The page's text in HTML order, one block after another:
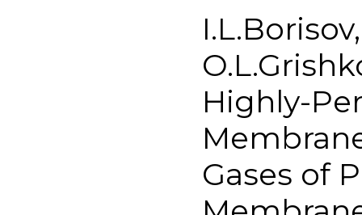
Highly-
Gases of